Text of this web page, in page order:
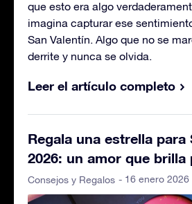
que esto era algo
imagina capturar ese
San Valentín. Algo que no se
derrite y nunca se olvida.
Leer el artículo completo
Regala una estrella para
2026: un amor que brilla
Consejos y Regalos - 16 enero 2026